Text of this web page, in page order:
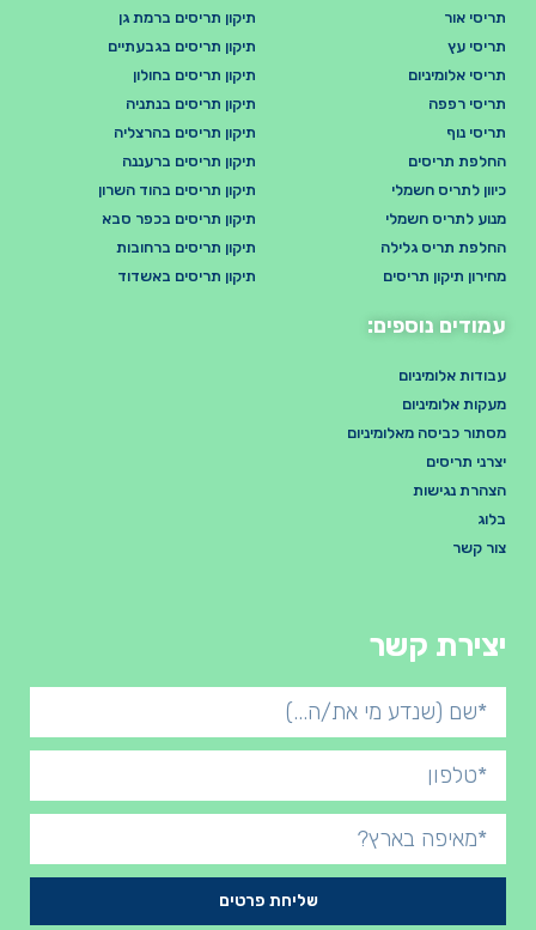
תריסי אור
תריסי עץ
תריסי אלומיניום
תריסי רפפה
תריסי נוף
החלפת תריסים
כיוון לתריס חשמלי
מנוע לתריס חשמלי
החלפת תריס גלילה
מחירון תיקון תריסים
תיקון תריסים ברמת גן
תיקון תריסים בגבעתיים
תיקון תריסים בחולון
תיקון תריסים בנתניה
תיקון תריסים בהרצליה
תיקון תריסים ברעננה
תיקון תריסים בהוד השרון
תיקון תריסים בכפר סבא
תיקון תריסים ברחובות
תיקון תריסים באשדוד
עמודים נוספים:
עבודות אלומיניום
מעקות אלומיניום
מסתור כביסה מאלומיניום
יצרני תריסים
הצהרת נגישות
בלוג
צור קשר
יצירת קשר
שליחת פרטים